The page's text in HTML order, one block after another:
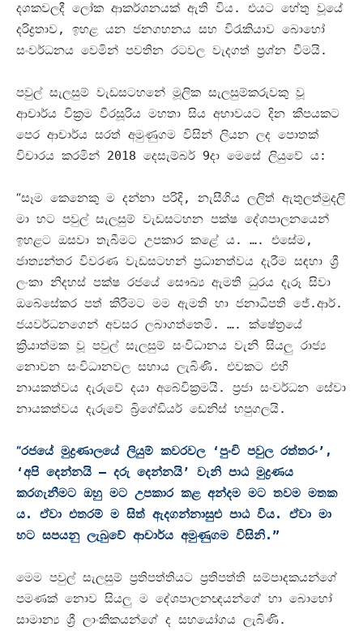
දශකවලදී ලෝක ආකර්ශනයක් ඇති විය. එයට හේතු වූයේ
දරිද්‍රතාව, ඉහළ යන ජනගහනය සහ විරැකියාව බොහෝ
සංවර්ධනය වෙමින් පවතින රටවල වැදගත් ප්‍රශ්න වීමයි.
පවුල් සැලසුම් වැඩසටහනේ මූලික සැලසුම්කරුවකු වූ
ආචාර්ය වික්‍රම වීරසූරිය මහතා සිය අභාවයට දින කීපයකට
පෙර ආචාර්ය සරත් අමුණුගම විසින් ලියන ලද පොතක්
විචාරය කරමින් 2018 දෙසැම්බර් 9දා මෙසේ ලියුවේ ය:
“සෑම කෙනෙකු ම දන්නා පරිදි, නැසීගිය ලලිත් ඇතුලත්මුදලි
මා හට පවුල් සැලසුම් වැඩසටහන පක්ෂ දේශපාලනයෙන්
ඉහළට ඔසවා තැබීමට උපකාර කළේ ය. …. එසේම,
ජාත්‍යන්තර විවරණ වැඩසටහන් ප්‍රධානත්වය දැරීම සඳහා ශ්‍රී
ලංකා නිදහස් පක්ෂ රජයේ සෞඛ්‍ය ඇමති ධුරය දැරූ සිවා
ඔබේසේකර පත් කිරීමට මම ඇමති හා ජනාධිපති ජේ.ආර්.
ජයවර්ධනගෙන් අවසර ලබාගත්තෙමි. …. ක්ෂේත්‍රයේ
ක්‍රියාත්මක වූ පවුල් සැලසුම් සංවිධානය වැනි සියලු රාජ්‍ය
නොවන සංවිධානවල සහාය ලැබිණි. එවකට එහි
නායකත්වය දැරුවේ දයා අබේවික්‍රමයි. ප්‍රජා සංවර්ධන සේවා
නායකත්වය දැරුවේ බ්‍රිගේඩියර් ඩෙනිස් හපුගලයි.
“රජයේ මුද්‍රණාලයේ ලියුම් කවරවල ‘පුංචි පවුල රත්තරං’ ,
‘අපි දෙන්නයි – දරු දෙන්නයි’ වැනි පාඨ මුද්‍රණය
කරගැනීමට ඔහු මට උපකාර කළ අන්දම මට තවම මතක
ය. ඒවා එතරම් ම සිත් ඇදගන්නාසුළු පාඨ විය. ඒවා මා
හට සපයනු ලැබුවේ ආචාර්ය අමුණුගම විසිනි.”
මෙම පවුල් සැලසුම් ප්‍රතිපත්තියට ප්‍රතිපත්ති සම්පාදකයන්ගේ
පමණක් නොව සියලු ම දේශපාලනඥයන්ගේ හා බොහෝ
සාමාන්‍ය ශ්‍රී ලාංකිකයන්ගේ ද සහයෝගය ලැබිණි.